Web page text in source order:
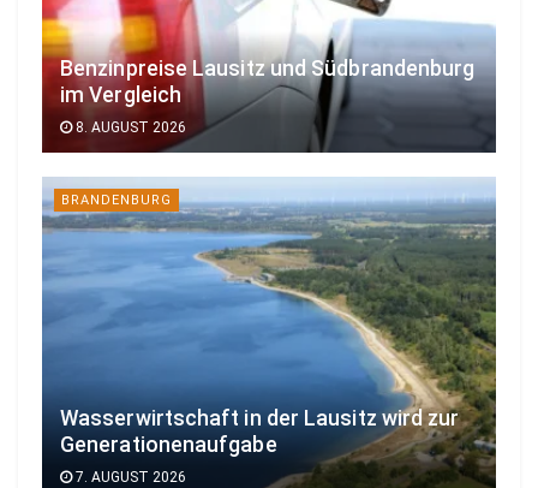
Benzinpreise Lausitz und Südbrandenburg
im Vergleich
8. AUGUST 2026
BRANDENBURG
Wasserwirtschaft in der Lausitz wird zur
Generationenaufgabe
7. AUGUST 2026